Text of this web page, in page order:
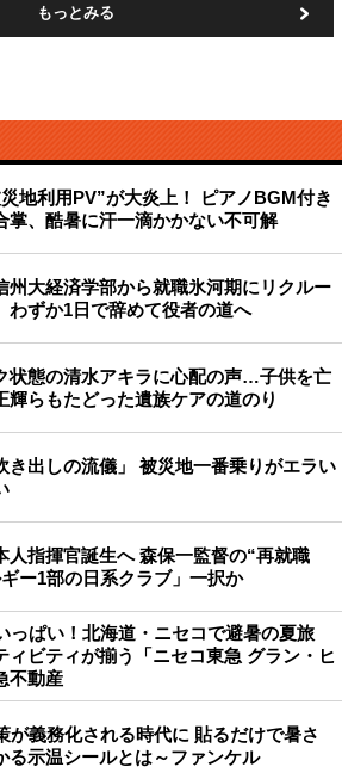
もっとみる
地利用PV”が大炎上！ ピアノBGM付き
掌、酷暑に汗一滴かかない不可解
州大経済学部から就職氷河期にリクルー
わずか1日で辞めて役者の道へ
状態の清水アキラに心配の声…子供を亡
輝らもたどった遺族ケアの道のり
き出しの流儀」 被災地一番乗りがエラい
人指揮官誕生へ 森保一監督の“再就職
ー1部の日系クラブ」一択か
っぱい！北海道・ニセコで避暑の夏旅
ィビティが揃う「ニセコ東急 グラン・ヒ
不動産
が義務化される時代に 貼るだけで暑さ
る示温シールとは～ファンケル